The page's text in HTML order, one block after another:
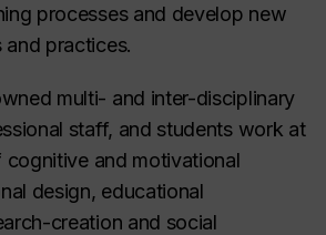
processes and develop new
practices.
multi- and inter-disciplinary
staff, and students work at
and motivational
design, educational
creation and social